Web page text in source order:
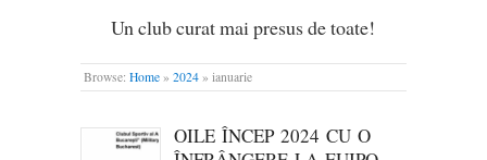
Un club curat mai presus de toate!
Browse: Home » 2024 » ianuarie
OILE ÎNCEP 2024 CU O